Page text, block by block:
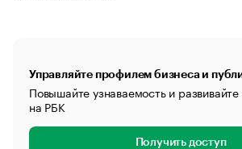
Управляйте профилем бизнеса и
Повышайте узнаваемость и
на РБК
Получить доступ